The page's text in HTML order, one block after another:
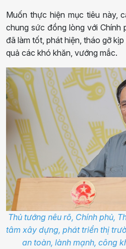
Muốn thực hiện mục tiêu này,
chung sức đồng lòng với Chính
đã làm tốt, phát hiện, tháo gỡ
quả các khó khăn, vướng mắc.
Thủ tướng nêu rõ, Chính phủ,
tâm xây dựng, phát triển thị
an toàn, lành mạnh, công